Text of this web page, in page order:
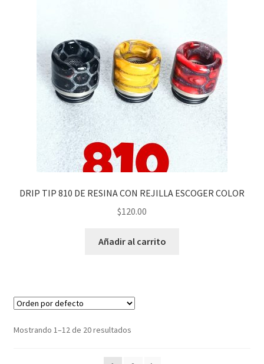
DRIP TIP 810 DE RESINA CON REJILLA ESCOGER COLOR
$120.00
Añadir al carrito
Mostrando 1–12 de 20 resultados